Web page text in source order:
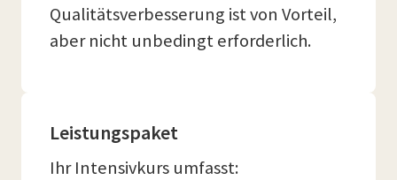
Qualitätsverbesserung ist von Vorteil,
aber nicht unbedingt erforderlich.
Leistungspaket
Ihr Intensivkurs umfasst: